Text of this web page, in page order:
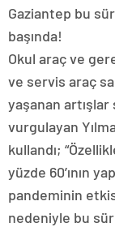
Gaziantep bu
başında!
Okul araç ve
ve servis araç
yaşanan
vurgulayan
kullandı;
yüzde 60’ının
pandeminin
nedeniyle bu